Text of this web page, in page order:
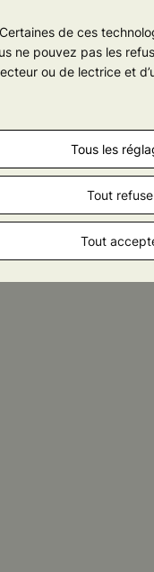
de ces
ne pouvez pas les
ou de lectrice et
Tous les
Tout
Tout